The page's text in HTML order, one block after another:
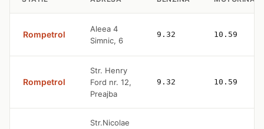
Rompetrol
Aleea 4
Simnic, 6
9.32 10.59
Rompetrol
Str. Henry
Ford nr. 12,
Preajba
9.32 10.59
Str.Nicolae